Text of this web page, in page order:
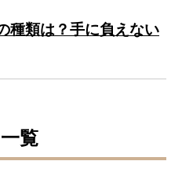
種類は？手に負えない
覧